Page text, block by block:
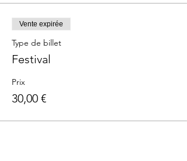
Vente expirée
Type de billet
Festival
Prix
30,00 €